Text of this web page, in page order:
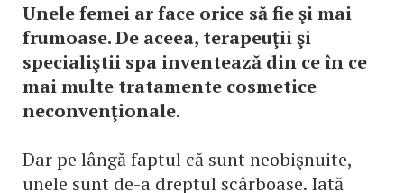
Unele femei ar face orice să fie şi mai
frumoase. De aceea, terapeuţii şi
specialiştii spa inventează din ce în ce
mai multe tratamente cosmetice
neconvenţionale.
Dar pe lângă faptul că sunt neobişnuite,
unele sunt de-a dreptul scârboase. Iată